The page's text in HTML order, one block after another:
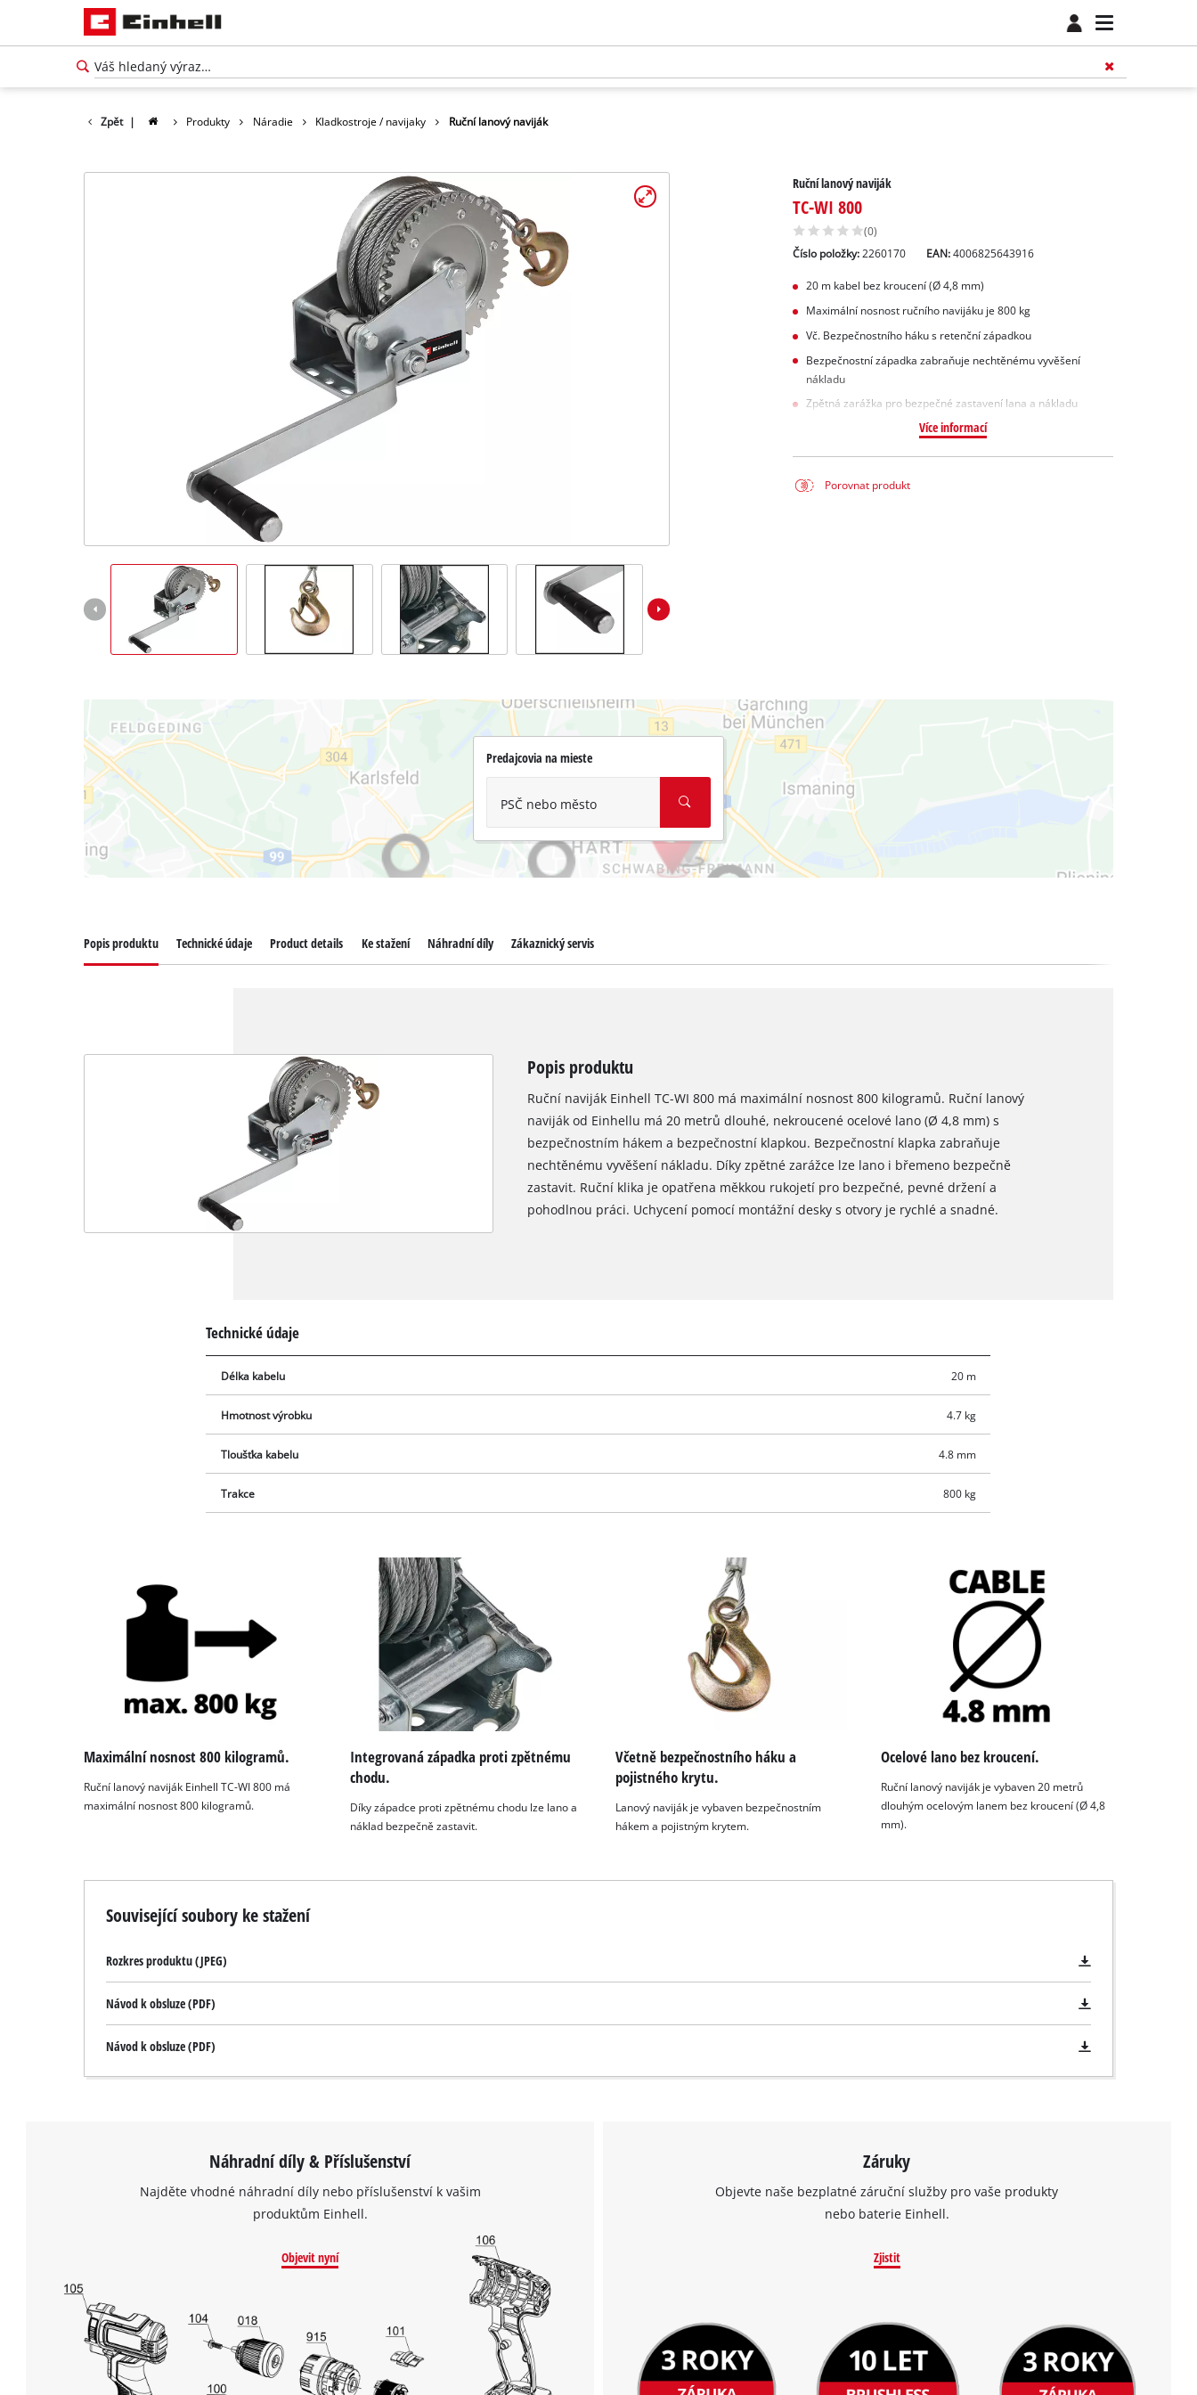
Zpět | Produkty Náradie Kladkostroje / navijaky Ruční lanový naviják
Ruční lanový naviják
TC-WI 800
(0)
Číslo položky: 2260170 EAN:4006825643916
20 m kabel bez kroucení (Ø 4,8 mm)
Maximální nosnost ručního navijáku je 800 kg
Vč. Bezpečnostního háku s retenční západkou
Bezpečnostní západka zabraňuje nechtěnému vyvěšení
nákladu
Zpětná zarážka pro bezpečné zastavení lana a nákladu
Více informací
Porovnat produkt
Predajcovia na mieste
PSČ nebo město
This content is not permitted to load due
to trackers that are not disclosed to the
visitor. The website owner needs to setup
the site with their CMP to add this content
to the list of technologies used.
Powered by
Popis produktu Technické údaje Product details Ke stažení Náhradní díly Zákaznický servis
Popis produktu
Ruční naviják Einhell TC-WI 800 má maximální nosnost 800 kilogramů. Ruční lanový
naviják od Einhellu má 20 metrů dlouhé, nekroucené ocelové lano (Ø 4,8 mm) s
bezpečnostním hákem a bezpečnostní klapkou. Bezpečnostní klapka zabraňuje
nechtěnému vyvěšení nákladu. Díky zpětné zarážce lze lano i břemeno bezpečně
zastavit. Ruční klika je opatřena měkkou rukojetí pro bezpečné, pevné držení a
pohodlnou práci. Uchycení pomocí montážní desky s otvory je rychlé a snadné.
Technické údaje
Délka kabelu 20 m
Hmotnost výrobku 4.7 kg
Tloušťka kabelu 4.8 mm
Trakce 800 kg
Maximální nosnost 800 kilogramů.
Ruční lanový naviják Einhell TC-WI 800 má
maximální nosnost 800 kilogramů.
Integrovaná západka proti zpětnému
chodu.
Díky západce proti zpětnému chodu lze lano a
náklad bezpečně zastavit.
Včetně bezpečnostního háku a
pojistného krytu.
Lanový naviják je vybaven bezpečnostním
hákem a pojistným krytem.
Ocelové lano bez kroucení.
Ruční lanový naviják je vybaven 20 metrů
dlouhým ocelovým lanem bez kroucení (Ø 4,8
mm).
Související soubory ke stažení
Rozkres produktu (JPEG)
Návod k obsluze (PDF)
Návod k obsluze (PDF)
Náhradní díly & Příslušenství
Najděte vhodné náhradní díly nebo příslušenství k vašim
produktům Einhell.
Objevit nyní
Záruky
Objevte naše bezplatné záruční služby pro vaše produkty
nebo baterie Einhell.
Zjistit